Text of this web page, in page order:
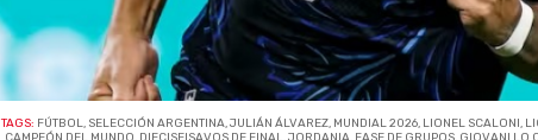
TAGS: FÚTBOL, SELECCIÓN ARGENTINA,JULIÁN ÁLVAREZ, MUNDIAL 2026, LIONEL SCALONI,